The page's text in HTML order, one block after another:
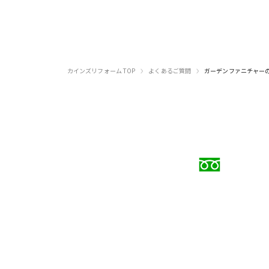
カインズリフォーム TOP › よくあるご質問 › ガーデンファニチャー